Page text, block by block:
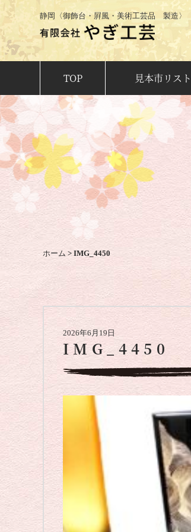
静岡〈御飾台・屛風・美術工芸品 製造〉
TOP 見本市リスト
ホーム >IMG_4450
2026年6月19日
IMG_4450